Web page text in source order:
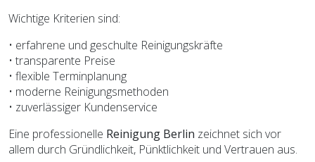
Wichtige Kriterien sind:
• erfahrene und geschulte Reinigungskräfte
• transparente Preise
• flexible Terminplanung
• moderne Reinigungsmethoden
• zuverlässiger Kundenservice
Eine professionelle Reinigung Berlin zeichnet sich vor
allem durch Gründlichkeit, Pünktlichkeit und Vertrauen aus.